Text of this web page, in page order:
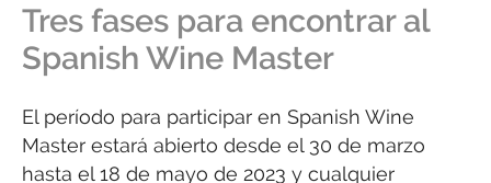
Tres fases para encontrar al
Spanish Wine Master
El período para participar en Spanish Wine
Master estará abierto desde el 30 de marzo
hasta el 18 de mayo de 2023 y cualquier